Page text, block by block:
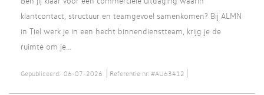
klantcontact, structuur en teamgevoel samenkomen? Bij ALMN
in Tiel werk je in een hecht binnendienstteam, krijg je de
ruimte om je...
Gepubliceerd: 06-07-2026 Referentie nr: #AU63412